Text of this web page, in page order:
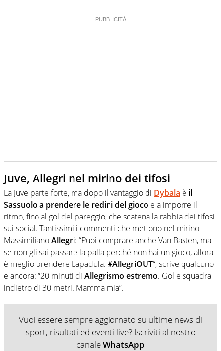
Juve, Allegri nel mirino dei tifosi
La Juve parte forte, ma dopo il vantaggio di Dybala è il
Sassuolo a prendere le redini del gioco e a imporre il
ritmo, fino al gol del pareggio, che scatena la rabbia dei tifosi
sui social. Tantissimi i commenti che mettono nel mirino
MassimilianoAllegri: “Puoi comprare anche Van Basten, ma
se non gli sai passare la palla perché non hai un gioco, allora
è meglio prendere Lapadula. #AllegriOUT“, scrive qualcuno
e ancora: “20 minuti di Allegrismo estremo. Gol e squadra
indietro di 30 metri. Mamma mia”.
Vuoi essere sempre aggiornato su ultime news di
sport, risultati ed eventi live? Iscriviti al nostro
canaleWhatsApp